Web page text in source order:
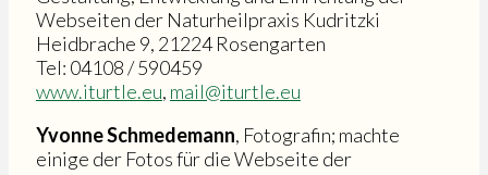
Webseiten der Naturheilpraxis Kudritzki
Heidbrache 9, 21224 Rosengarten
Tel: 04108 / 590459
www.iturtle.eu, mail@iturtle.eu
Yvonne Schmedemann, Fotografin; machte
einige der Fotos für die Webseite der